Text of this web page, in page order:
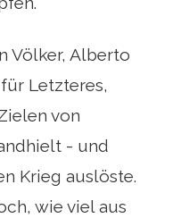
Völker, Alberto
Letzteres,
von
- und
Krieg auslöste.
wie viel aus